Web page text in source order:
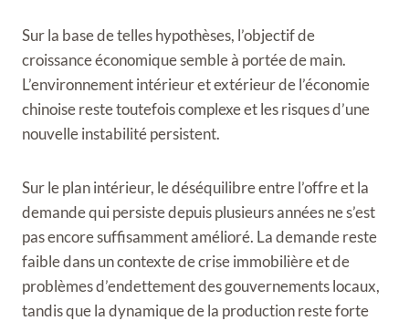
Sur la base de telles hypothèses, l’objectif de
croissance économique semble à portée de main.
L’environnement intérieur et extérieur de l’économie
chinoise reste toutefois complexe et les risques d’une
nouvelle instabilité persistent.
Sur le plan intérieur, le déséquilibre entre l’offre et la
demande qui persiste depuis plusieurs années ne s’est
pas encore suffisamment amélioré. La demande reste
faible dans un contexte de crise immobilière et de
problèmes d’endettement des gouvernements locaux,
tandis que la dynamique de la production reste forte